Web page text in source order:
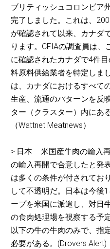
ブリティッシュコロンビア
完了しました。これは、
が確認されて以来、カナダ
ります。CFIAの調査員は、
に確認されたカナダで4件
料原料供給業者を特定しま
は、カナダにおけるすべて
生産、流通のパターンを反
ター（クラスター）内にあ
（Wattnet Meatnews）
> 日本 – 米国産牛肉の輸入
の輸入再開で合意したと発
は多くの条件が付されてお
して不透明だ。日本は今後
ープを米国に派遣し、対日
の食肉処理場を視察する予
以下の牛の牛肉のみで、指
必要がある。(Drovers Alert)